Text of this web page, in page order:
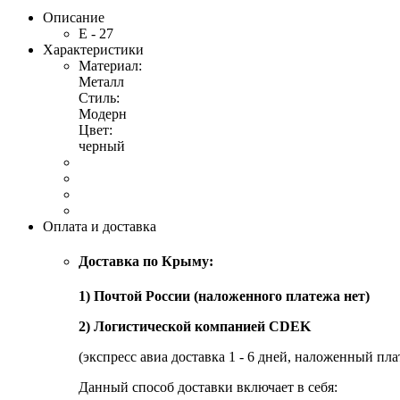
Описание
Е - 27
Характеристики
Материал:
Металл
Стиль:
Модерн
Цвет:
черный
Оплата и доставка
Доставка по Крыму:
1) Почтой России (наложенного платежа нет)
2) Логистической компанией CDEK
(экспресс авиа доставка 1 - 6 дней, наложенный
Данный способ доставки включает в себя: